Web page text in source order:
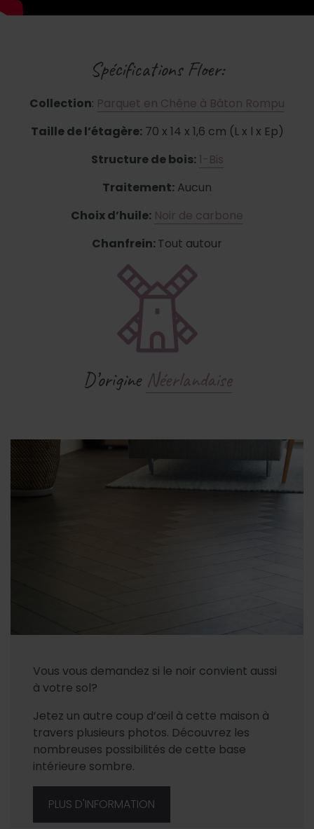
Spécifications Floer:
Collection: Parquet en Chêne à Bâton Rompu
Taille de l’étagère:70 x 14 x 1,6 cm (L x l x Ep)
Structure de bois: 1-Bis
Traitement: Aucun
Choix d’huile: Noir de carbone
Chanfrein:Tout autour
D’origine Néerlandaise
Vous vous demandez si le noir convient aussi
à votre sol?
Jetez un autre coup d’œil à cette maison à
travers plusieurs photos. Découvrez les
nombreuses possibilités de cette base
intérieure sombre.
PLUS D'INFORMATION